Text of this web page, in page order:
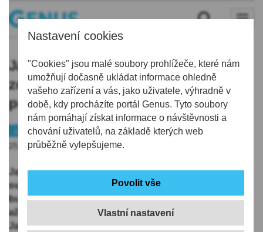
Nastavení cookies
"Cookies" jsou malé soubory prohlížeče, které nám
umožňují dočasně ukládat informace ohledně
vašeho zařízení a vás, jako uživatele, výhradně v
době, kdy procházíte portál Genus. Tyto soubory
nám pomáhají získat informace o návštěvnosti a
chování uživatelů, na základě kterých web
průběžně vylepšujeme.
Vlastní nastavení
Jablonec chystá na příští rok
zdražení plateb za odpad až o třicet
procent
Jablonecko
Peníze
25.06.2019 | 17:02
Jablonec nad Nisou od příštího roku zvýší platby za
svoz a likvidaci komunálního odpadu. V jaké výši to
bude, rozhodne zastupitelstvo na podzim, může jít ale
až o 30 procent. Naposledy se platba za odpady v
Jablonci valorizovala v roce 2017, bylo to zhruba o